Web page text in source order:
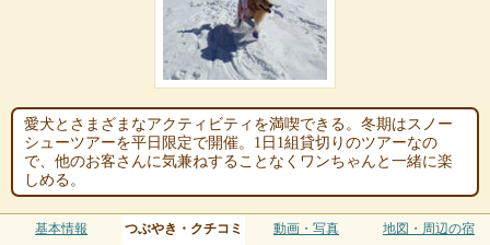
愛犬とさまざまなアクティビティを満喫できる。冬期はスノー
シューツアーを平日限定で開催。1日1組貸切りのツアーなの
で、他のお客さんに気兼ねすることなくワンちゃんと一緒に楽
しめる。
基本情報 つぶやき・クチコミ 動画・写真 地図・周辺の宿